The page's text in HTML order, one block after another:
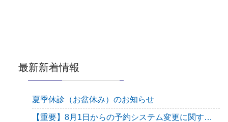
最新新着情報
夏季休診（お盆休み）のお知らせ
【重要】8月1日からの予約システム変更に関するご案内